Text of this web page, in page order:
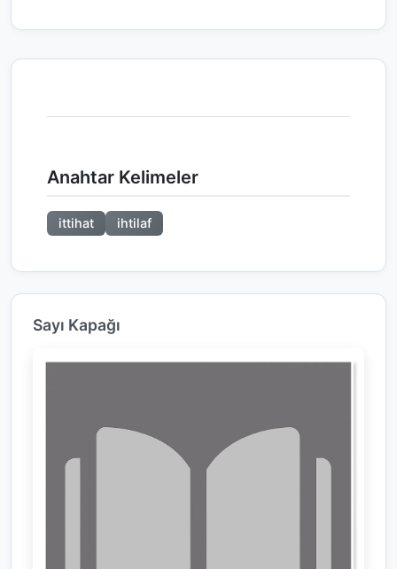
Anahtar Kelimeler
ittihat ihtilaf
Sayı Kapağı